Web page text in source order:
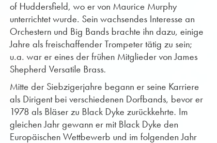
of Huddersfield, wo er von Maurice Murphy
unterrichtet wurde. Sein wachsendes Interesse an
Orchestern und Big Bands brachte ihn dazu, einige
Jahre als freischaffender Trompeter tätig zu sein;
u.a. war er eines der frühen Mitglieder von James
Shepherd Versatile Brass.
Mitte der Siebzigerjahre begann er seine Karriere
als Dirigent bei verschiedenen Dorfbands, bevor er
1978 als Bläser zu Black Dyke zurückkehrte. Im
gleichen Jahr gewann er mit Black Dyke den
Europäischen Wettbewerb und im folgenden Jahr